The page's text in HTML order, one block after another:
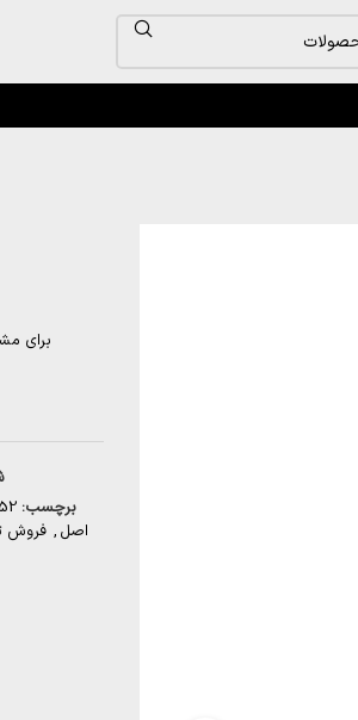
برای
برچسب:
اصل , فروش